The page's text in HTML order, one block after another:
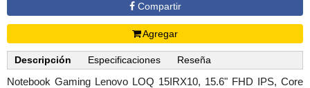
Compartir
Agregar
Descripción Especificaciones Reseña
Notebook Gaming Lenovo LOQ 15IRX10, 15.6" FHD IPS, Core